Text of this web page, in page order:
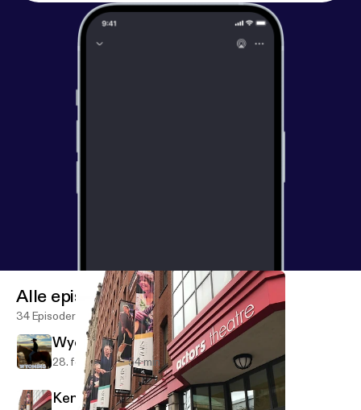
Alle episoder
34 Episoder
Wyoming
28. feb. 2022 54 min
Kentucky